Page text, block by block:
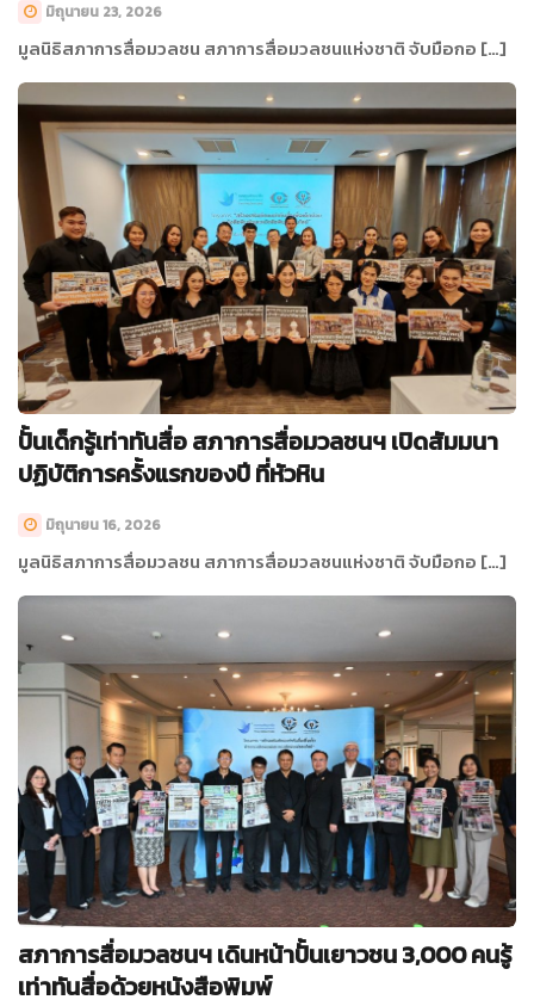
มิถุนายน 23, 2026
มูลนิธิสภาการสื่อมวลชน สภาการสื่อมวลชนแห่งชาติ จับมือกอ […]
ปั้นเด็กรู้เท่าทันสื่อ สภาการสื่อมวลชนฯ เปิดสัมมนา
ปฏิบัติการครั้งแรกของปี ที่หัวหิน
มิถุนายน 16, 2026
มูลนิธิสภาการสื่อมวลชน สภาการสื่อมวลชนแห่งชาติ จับมือกอ […]
สภาการสื่อมวลชนฯ เดินหน้าปั้นเยาวชน 3,000 คนรู้
เท่าทันสื่อด้วยหนังสือพิมพ์